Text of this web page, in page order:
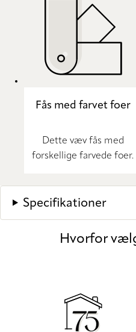
Fås med farvet foer
Dette væv fås med
forskellige farvede foer.
Specifikationer
Hvorfor